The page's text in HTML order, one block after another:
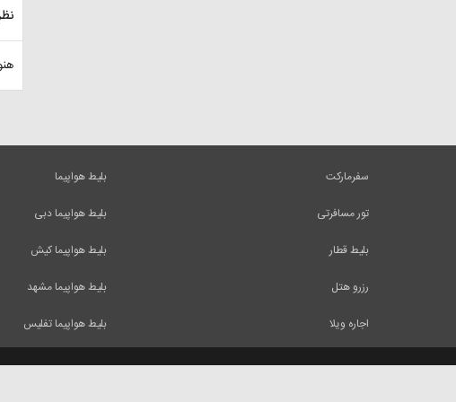
بلیط هواپیما
بلیط هواپیما دبی
بلیط هواپیما کیش
بلیط هواپیما مشهد
بلیط هواپیما تفلیس
سفرمارکت
تور مسافرتی
بلیط قطار
رزرو هتل
اجاره ویلا